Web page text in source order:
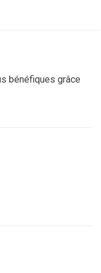
bénéfiques grâce